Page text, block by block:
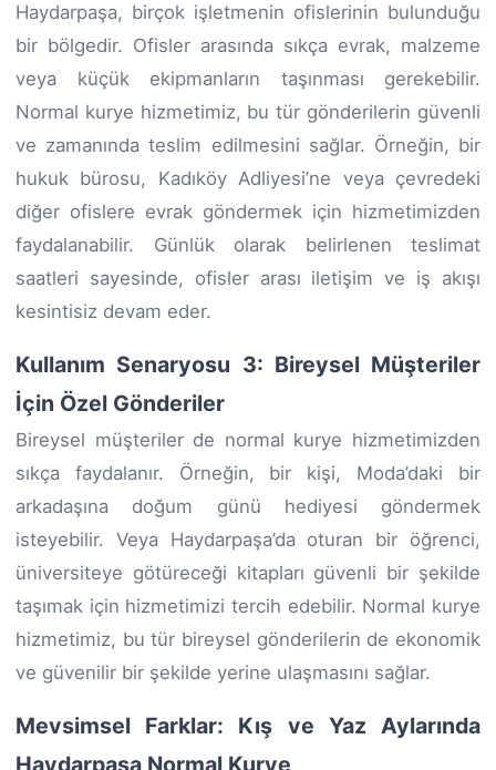
Haydarpaşa, birçok işletmenin ofislerinin bulunduğu
bir bölgedir. Ofisler arasında sıkça evrak, malzeme
veya küçük ekipmanların taşınması gerekebilir.
Normal kurye hizmetimiz, bu tür gönderilerin güvenli
ve zamanında teslim edilmesini sağlar. Örneğin, bir
hukuk bürosu, Kadıköy Adliyesi’ne veya çevredeki
diğer ofislere evrak göndermek için hizmetimizden
faydalanabilir. Günlük olarak belirlenen teslimat
saatleri sayesinde, ofisler arası iletişim ve iş akışı
kesintisiz devam eder.
Kullanım Senaryosu 3: Bireysel Müşteriler
İçin Özel Gönderiler
Bireysel müşteriler de normal kurye hizmetimizden
sıkça faydalanır. Örneğin, bir kişi, Moda’daki bir
arkadaşına doğum günü hediyesi göndermek
isteyebilir. Veya Haydarpaşa’da oturan bir öğrenci,
üniversiteye götüreceği kitapları güvenli bir şekilde
taşımak için hizmetimizi tercih edebilir. Normal kurye
hizmetimiz, bu tür bireysel gönderilerin de ekonomik
ve güvenilir bir şekilde yerine ulaşmasını sağlar.
Mevsimsel Farklar: Kış ve Yaz Aylarında
Haydarpaşa Normal Kurye